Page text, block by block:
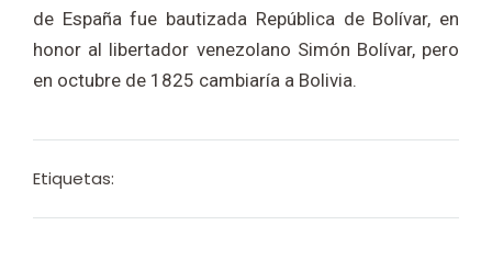
de España fue bautizada República de Bolívar, en
honor al libertador venezolano Simón Bolívar, pero
en octubre de 1825 cambiaría a Bolivia.
Etiquetas: